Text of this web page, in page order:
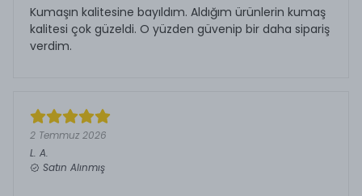
Kumaşın kalitesine bayıldım. Aldığım ürünlerin kumaş
kalitesi çok güzeldi. O yüzden güvenip bir daha sipariş
verdim.
2 Temmuz 2026
L. A.
Satın Alınmış